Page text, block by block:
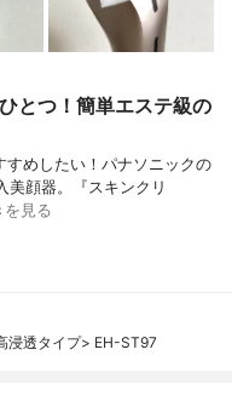
とつ！簡単エステ級の
めしたい！パナソニックの
美顔器。『スキンクリ
を見る
浸透タイプ> EH-ST97